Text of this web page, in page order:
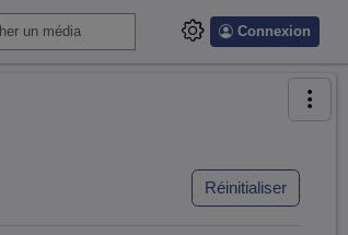
Connexion
Réinitialiser